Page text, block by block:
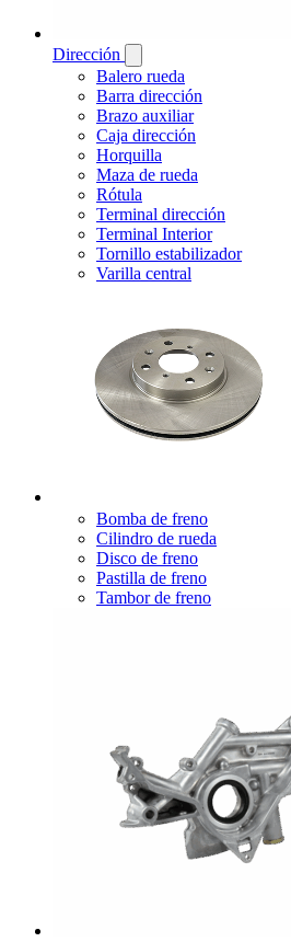
Dirección
Balero rueda
Barra dirección
Brazo auxiliar
Caja dirección
Horquilla
Maza de rueda
Rótula
Terminal dirección
Terminal Interior
Tornillo estabilizador
Varilla central
Bomba de freno
Cilindro de rueda
Disco de freno
Pastilla de freno
Tambor de freno